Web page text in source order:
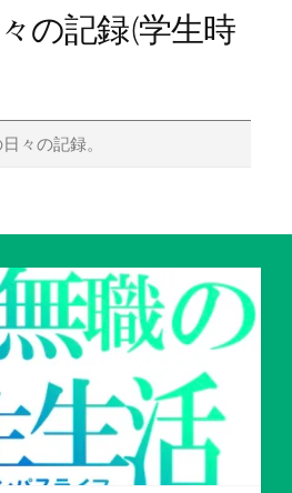
の記録(学生時
々の記録。